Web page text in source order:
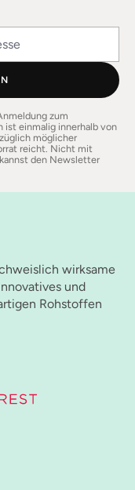
zum
ist einmalig innerhalb von
möglicher
reicht. Nicht mit
den Newsletter
wirksame
und
Rohstoffen